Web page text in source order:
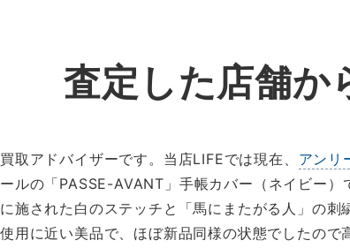
査定した店舗か
取アドバイザーです。当店LIFEでは現在、 アンリ
ルの「PASSE-AVANT」手帳カバー（ネイビー
施された白のステッチと「馬にまたがる人」の
用に近い美品で、ほぼ新品同様の状態でしたの